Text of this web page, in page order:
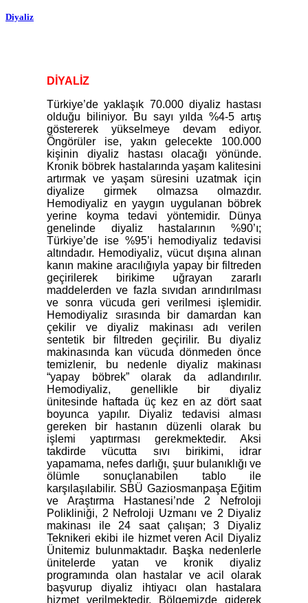
Diyaliz
DİYALİZ
Türkiye’de yaklaşık 70.000 diyaliz hastası
olduğu biliniyor. Bu sayı yılda %4-5 artış
göstererek yükselmeye devam ediyor.
Öngörüler ise, yakın gelecekte 100.000
kişinin diyaliz hastası olacağı yönünde.
Kronik böbrek hastalarında yaşam kalitesini
artırmak ve yaşam süresini uzatmak için
diyalize girmek olmazsa olmazdır.
Hemodiyaliz en yaygın uygulanan böbrek
yerine koyma tedavi yöntemidir. Dünya
genelinde diyaliz hastalarının %90’ı;
Türkiye’de ise %95’i hemodiyaliz tedavisi
altındadır. Hemodiyaliz, vücut dışına alınan
kanın makine aracılığıyla yapay bir filtreden
geçirilerek birikime uğrayan zararlı
maddelerden ve fazla sıvıdan arındırılması
ve sonra vücuda geri verilmesi işlemidir.
Hemodiyaliz sırasında bir damardan kan
çekilir ve diyaliz makinası adı verilen
sentetik bir filtreden geçirilir. Bu diyaliz
makinasında kan vücuda dönmeden önce
temizlenir, bu nedenle diyaliz makinası
“yapay böbrek” olarak da adlandırılır.
Hemodiyaliz, genellikle bir diyaliz
ünitesinde haftada üç kez en az dört saat
boyunca yapılır. Diyaliz tedavisi alması
gereken bir hastanın düzenli olarak bu
işlemi yaptırması gerekmektedir. Aksi
takdirde vücutta sıvı birikimi, idrar
yapamama, nefes darlığı, şuur bulanıklığı ve
ölümle sonuçlanabilen tablo ile
karşılaşılabilir. SBÜ Gaziosmanpaşa Eğitim
ve Araştırma Hastanesi’nde 2 Nefroloji
Polikliniği, 2 Nefroloji Uzmanı ve 2 Diyaliz
makinası ile 24 saat çalışan; 3 Diyaliz
Teknikeri ekibi ile hizmet veren Acil Diyaliz
Ünitemiz bulunmaktadır. Başka nedenlerle
ünitelerde yatan ve kronik diyaliz
programında olan hastalar ve acil olarak
başvurup diyaliz ihtiyacı olan hastalara
hizmet verilmektedir. Bölgemizde giderek